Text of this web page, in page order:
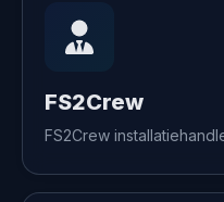
FS2Crew
FS2Crew